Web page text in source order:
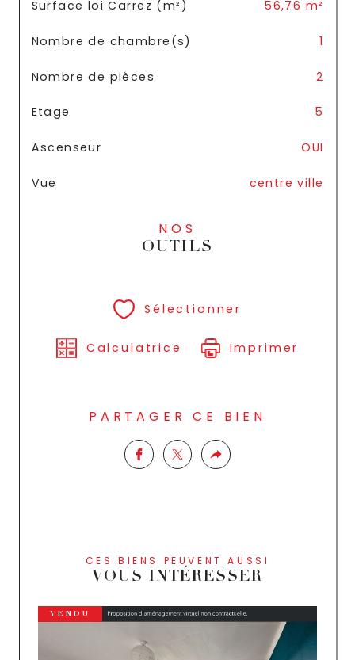
Surface loi Carrez (m²) 56,76 m²
Nombre de chambre(s) 1
Nombre de pièces 2
Etage 5
Ascenseur OUI
Vue centre ville
NOS
OUTILS
Sélectionner
Calculatrice Imprimer
PARTAGER CE BIEN
CES BIENS PEUVENT AUSSI
VOUS INTÉRESSER
VENDU